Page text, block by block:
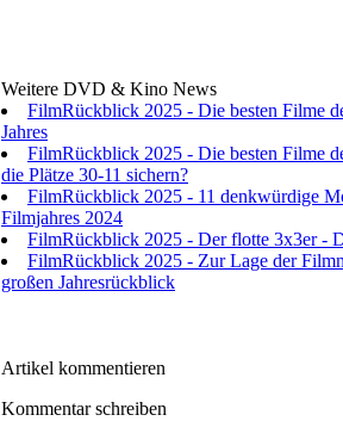
Weitere DVD & Kino News
FilmRückblick 2025 - Die besten Filme
Jahres
FilmRückblick 2025 - Die besten Filme
die Plätze 30-11 sichern?
FilmRückblick 2025 - 11 denkwürdige
Filmjahres 2024
FilmRückblick 2025 - Der flotte 3x3er -
FilmRückblick 2025 - Zur Lage der
großen Jahresrückblick
Artikel kommentieren
Kommentar schreiben